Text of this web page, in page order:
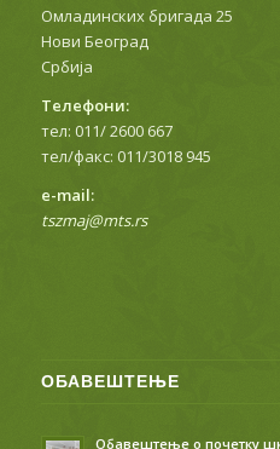
Омладинских бригада 25
Нови Београд
Србија
Телефони:
тел: 011/ 2600 667
тел/факс: 011/3018 945
е-mail:
tszmaj@mts.rs
ОБАВЕШТЕЊЕ
Обавештење о почетку